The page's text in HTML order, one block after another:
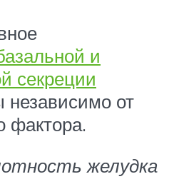
и
секреции
независимо от
фактора.
желудка